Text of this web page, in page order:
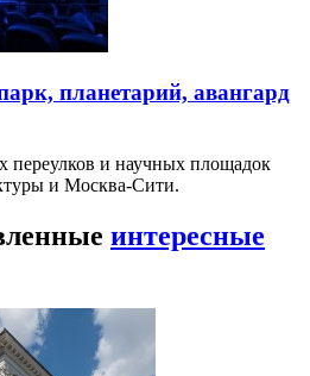
планетарий, авангард
переулков и научных площадок
и Москва-Сити.
интересные